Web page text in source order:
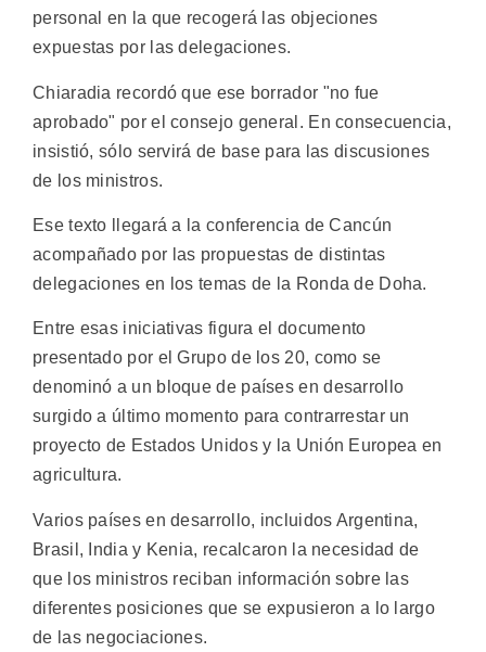
personal en la que recogerá las objeciones
expuestas por las delegaciones.
Chiaradia recordó que ese borrador "no fue
aprobado" por el consejo general. En consecuencia,
insistió, sólo servirá de base para las discusiones
de los ministros.
Ese texto llegará a la conferencia de Cancún
acompañado por las propuestas de distintas
delegaciones en los temas de la Ronda de Doha.
Entre esas iniciativas figura el documento
presentado por el Grupo de los 20, como se
denominó a un bloque de países en desarrollo
surgido a último momento para contrarrestar un
proyecto de Estados Unidos y la Unión Europea en
agricultura.
Varios países en desarrollo, incluidos Argentina,
Brasil, India y Kenia, recalcaron la necesidad de
que los ministros reciban información sobre las
diferentes posiciones que se expusieron a lo largo
de las negociaciones.